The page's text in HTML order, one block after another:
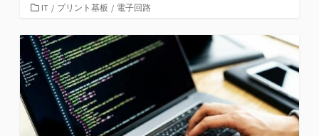
カ
ゴ
リ
ー
IT / プリント基板 / 電子回路